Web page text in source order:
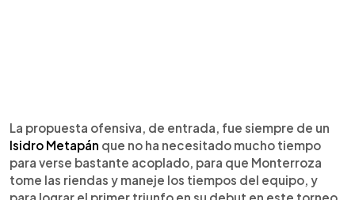
La propuesta ofensiva, de entrada, fue siempre de un
Isidro Metapán que no ha necesitado mucho tiempo
para verse bastante acoplado, para que Monterroza
tome las riendas y maneje los tiempos del equipo, y
para lograr el primer triunfo en su debut en este torneo